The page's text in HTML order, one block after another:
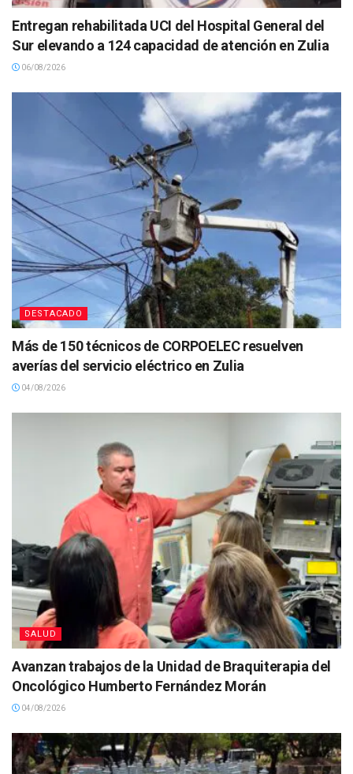
Entregan rehabilitada UCI del Hospital General del
Sur elevando a 124 capacidad de atención en Zulia
06/08/2026
DESTACADO
Más de 150 técnicos de CORPOELEC resuelven
averías del servicio eléctrico en Zulia
04/08/2026
SALUD
Avanzan trabajos de la Unidad de Braquiterapia del
Oncológico Humberto Fernández Morán
04/08/2026